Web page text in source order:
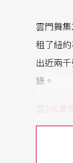
雲門舞
租了紐
出近兩
錄。
雲2水準
多次邀